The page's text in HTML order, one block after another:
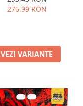
276,99 RON
VEZI VARIANTE